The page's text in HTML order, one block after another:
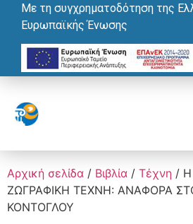
Με τη συγχρηματοδότηση της
Ευρωπαϊκής Ένωσης
Αρχική σελίδα / Βιβλία / Τέχνη / Η
ΖΩΓΡΑΦΙΚΗ ΤΕΧΝΗ: ΑΝΑΦΟΡΑ
ΚΟΝΤΟΓΛΟΥ